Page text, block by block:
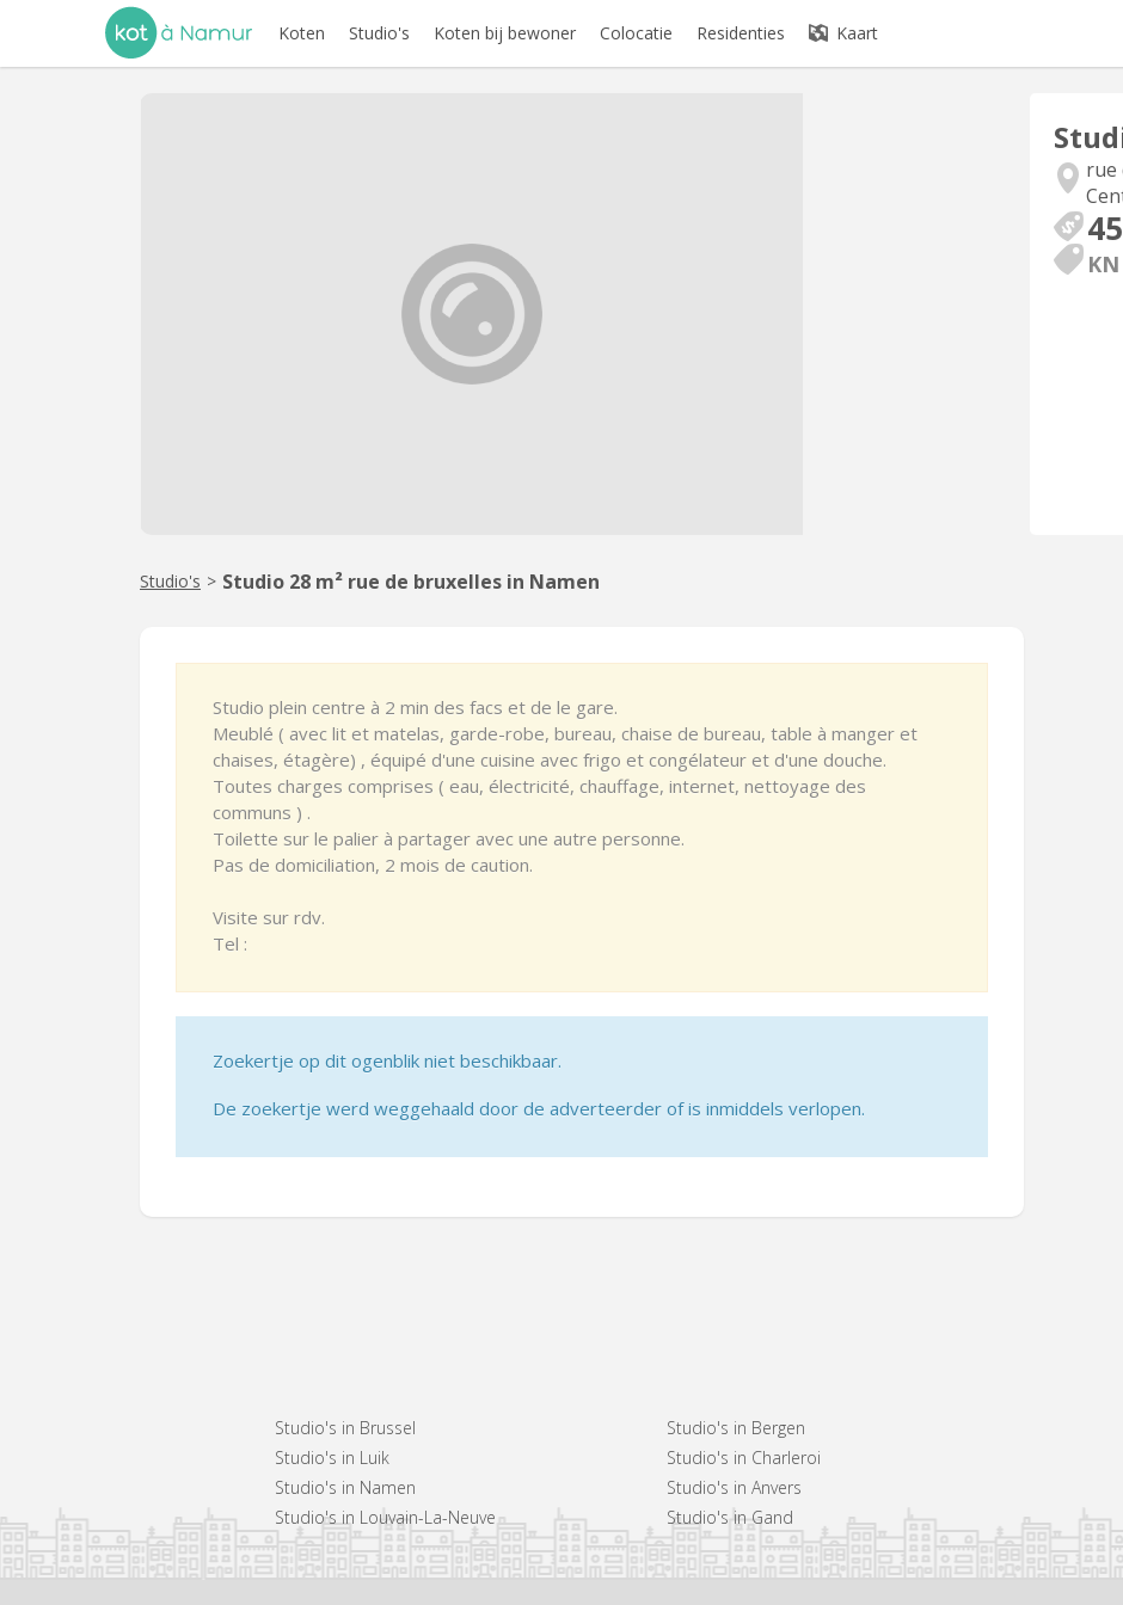
Koten Studio's Koten bij bewoner Colocatie Residenties Kaart
rue
Studio's > Studio 28 m² rue de bruxelles in Namen
Studio plein centre à 2 min des facs et de le gare.
Meublé ( avec lit et matelas, garde-robe, bureau, chaise de bureau, table à manger et
chaises, étagère) , équipé d'une cuisine avec frigo et congélateur et d'une douche.
Toutes charges comprises ( eau, électricité, chauffage, internet, nettoyage des
communs ) .
Toilette sur le palier à partager avec une autre personne.
Pas de domiciliation, 2 mois de caution.
Visite sur rdv.
Tel :
Zoekertje op dit ogenblik niet beschikbaar.
De zoekertje werd weggehaald door de adverteerder of is inmiddels verlopen.
Studio's in Brussel
Studio's in Luik
Studio's in Namen
Studio's in Louvain-La-Neuve
Studio's in Bergen
Studio's in Charleroi
Studio's in Anvers
Studio's in Gand